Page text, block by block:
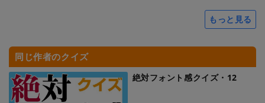
もっと見る
同じ作者のクイズ
絶対フォント感クイズ・12